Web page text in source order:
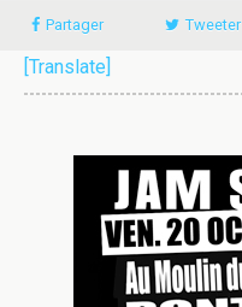
Partager Tweeter
[Translate]